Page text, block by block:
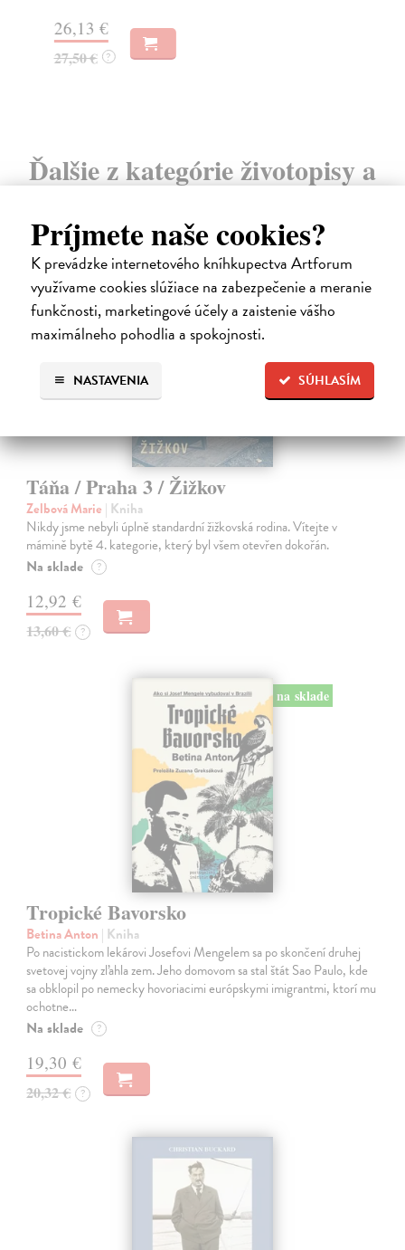
Príjmete naše cookies?
K prevádzke internetového kníhkupectva Artforum
využívame cookies slúžiace na zabezpečenie a meranie
funkčnosti, marketingové účely a zaistenie vášho
maximálneho pohodlia a spokojnosti.
SÚHLASÍM
NASTAVENIA
26,13 €
27,50 € ?
Ďalšie z kategórie životopisy a
na sklade
Táňa / Praha 3 / Žižkov
Zelbová Marie | Kniha
Nikdy jsme nebyli úplně standardní žižkovská rodina. Vítejte v
mámině bytě 4. kategorie, který byl všem otevřen dokořán.
Na sklade ?
12,92 €
13,60 € ?
na sklade
Tropické Bavorsko
Betina Anton | Kniha
Po nacistickom lekárovi Josefovi Mengelem sa po skončení druhej
svetovej vojny zľahla zem. Jeho domovom sa stal štát Sao Paulo, kde
sa obklopil po nemecky hovoriacimi európskymi imigrantmi, ktorí mu
ochotne…
Na sklade ?
19,30 €
20,32 € ?